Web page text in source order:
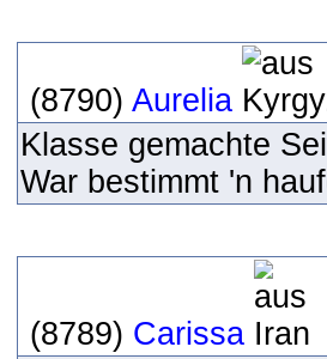
(8790) Aurelia
Klasse gemachte
War bestimmt 'n
(8789) Carissa